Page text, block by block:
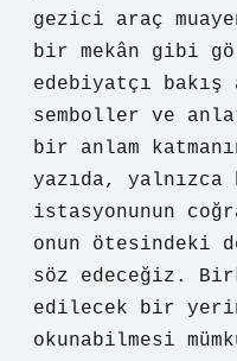
gezici araç
bir mekân gibi
edebiyatçı
semboller ve
bir anlam
yazıda, yalnızca
istasyonunun
onun ötesindeki
söz edeceğiz.
edilecek bir
okunabilmesi